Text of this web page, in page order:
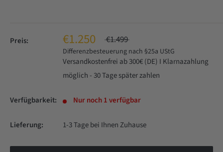
Preis: €1.250 €1.499
Differenzbesteuerung nach §25a UStG
Versandkostenfrei ab 300€ (DE) I Klarnazahlung
möglich - 30 Tage später zahlen
Verfügbarkeit: Nur noch 1 verfügbar
Lieferung: 1-3 Tage bei Ihnen Zuhause